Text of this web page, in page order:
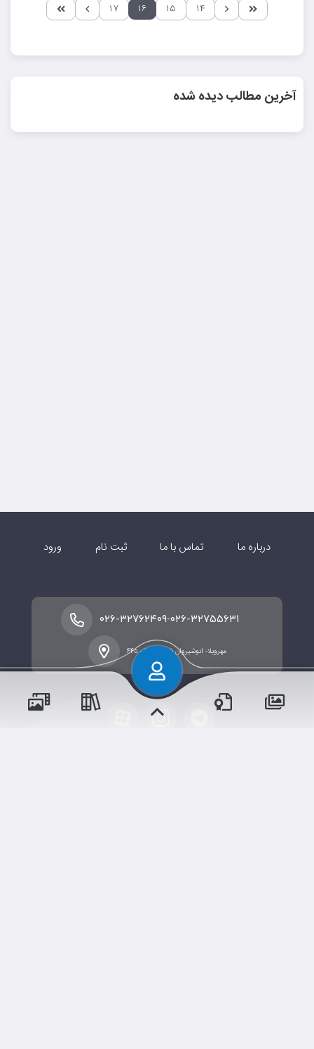
۱۴ ۱۵ ۱۶ ۱۷
آخرین مطالب دیده شده
درباره ما تماس با ما ثبت نام ورود
مهرویلا- انوشیروان شرقی- پلاک ۴۴۵
۰۲۶-۳۲۷۵۵۶۳۱-۰۲۶-۳۲۷۶۲۴۰۹